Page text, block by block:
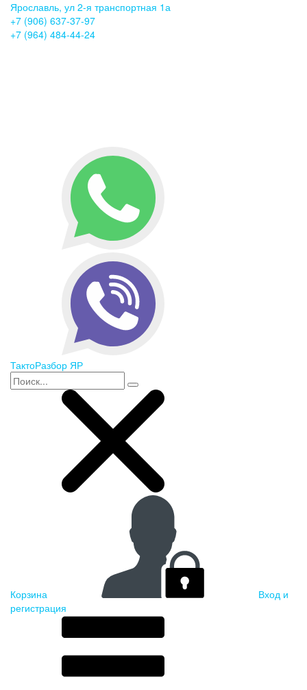
Ярославль, ул 2-я транспортная 1а
+7 (906) 637-37-97
+7 (964) 484-44-24
ТактоРазбор ЯР
Корзина
Вход и
регистрация